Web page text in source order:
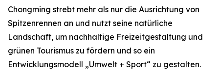
Chongming strebt mehr als nur die Ausrichtung von
Spitzenrennen an und nutzt seine natürliche
Landschaft, um nachhaltige Freizeitgestaltung und
grünen Tourismus zu fördern und so ein
Entwicklungsmodell „Umwelt + Sport“ zu gestalten.